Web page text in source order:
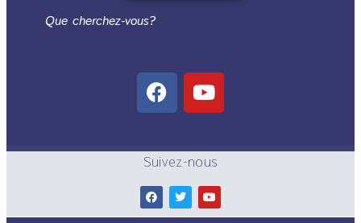
Que cherchez-vous?
Suivez-nous